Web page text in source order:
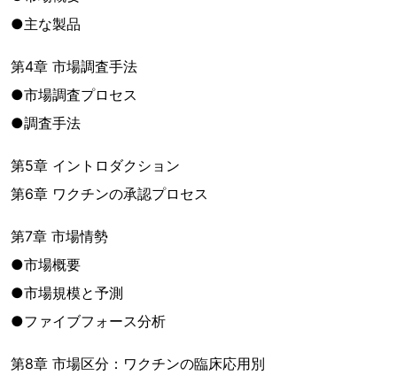
●主な製品
第4章 市場調査手法
●市場調査プロセス
●調査手法
第5章 イントロダクション
第6章 ワクチンの承認プロセス
第7章 市場情勢
●市場概要
●市場規模と予測
●ファイブフォース分析
第8章 市場区分：ワクチンの臨床応用別